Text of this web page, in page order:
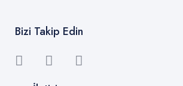
Bizi Takip Edin